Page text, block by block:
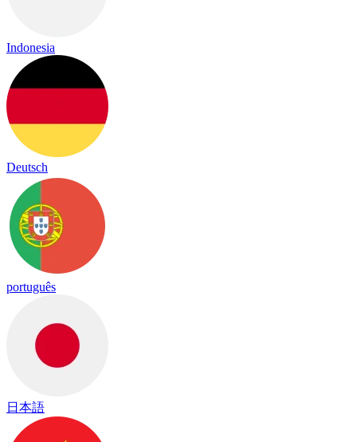
Indonesia
Deutsch
português
日本語